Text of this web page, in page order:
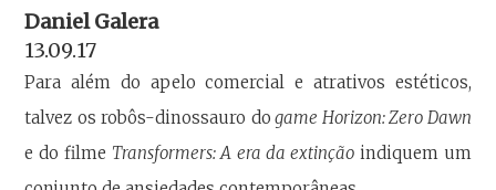
Daniel Galera
13.09.17
Para além do apelo comercial e atrativos estéticos,
talvez os robôs-dinossauro do game Horizon: Zero Dawn
e do filme Transformers: A era da extinçãoindiquem um